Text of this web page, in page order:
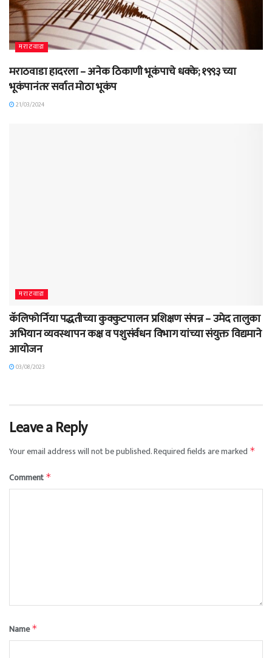
मराठवाडा
मराठवाडा हादरला – अनेक ठिकाणी भूकंपाचे धक्के; १९९३ च्या
भूकंपानंतर सर्वात मोठा भूकंप
21/03/2024
मराठवाडा
कॅलिफोर्निया पद्धतीच्या कुक्कुटपालन प्रशिक्षण संपन्न – उमेद तालुका
अभियान व्यवस्थापन कक्ष व पशुसंर्वधन विभाग यांच्या संयुक्त विद्यमाने
आयोजन
03/08/2023
Leave a Reply
Your email address will not be published.Required fields are marked *
Comment *
Name*